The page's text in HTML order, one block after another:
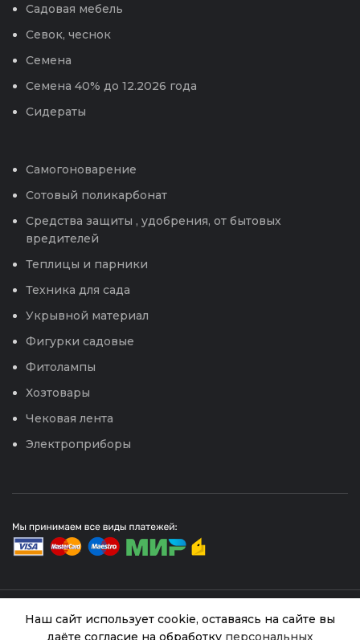
Садовая мебель
Севок, чеснок
Семена
Семена 40% до 12.2026 года
Сидераты
Самогоноварение
Сотовый поликарбонат
Средства защиты , удобрения, от бытовых
вредителей
Теплицы и парники
Техника для сада
Укрывной материал
Фигурки садовые
Фитолампы
Хозтовары
Чековая лента
Электроприборы
© 2026
Интернет магазин Успех. ИП Хрипунов Сергей
Александрович
Наш сайт использует cookie, оставаясь на сайте вы
даёте согласие на обработку персональных